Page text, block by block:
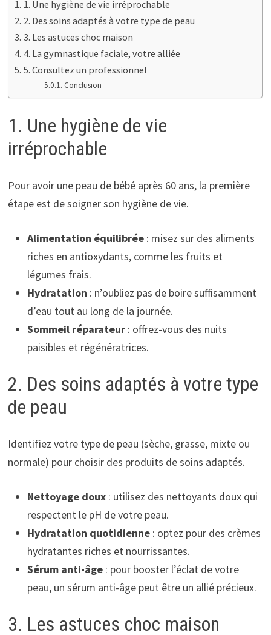
1. Une hygiène de vie irréprochable
2. Des soins adaptés à votre type de peau
3. Les astuces choc maison
4. La gymnastique faciale, votre alliée
5. Consultez un professionnel
Conclusion
1. Une hygiène de vie
irréprochable
Pour avoir une peau de bébé après 60 ans, la première
étape est de soigner son hygiène de vie.
Alimentation équilibrée : misez sur des aliments
riches en antioxydants, comme les fruits et
légumes frais.
Hydratation : n’oubliez pas de boire suffisamment
d’eau tout au long de la journée.
Sommeil réparateur : offrez-vous des nuits
paisibles et régénératrices.
2. Des soins adaptés à votre type
de peau
Identifiez votre type de peau (sèche, grasse, mixte ou
normale) pour choisir des produits de soins adaptés.
Nettoyage doux : utilisez des nettoyants doux qui
respectent le pH de votre peau.
Hydratation quotidienne : optez pour des crèmes
hydratantes riches et nourrissantes.
Sérum anti-âge : pour booster l’éclat de votre
peau, un sérum anti-âge peut être un allié précieux.
3. Les astuces choc maison